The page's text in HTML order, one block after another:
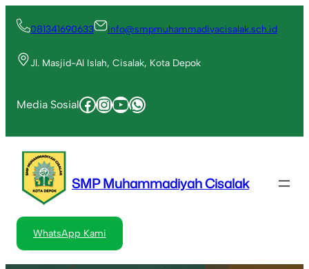
081341690633 info@smpmuhammadiyacisalak.sch.id
Jl. Masjid-Al Islah, Cisalak, Kota Depok
Media SosialFacebook
Instagram
YouTube
WhatsApp
SMP Muhammadiyah Cisalak
WhatsApp Kami